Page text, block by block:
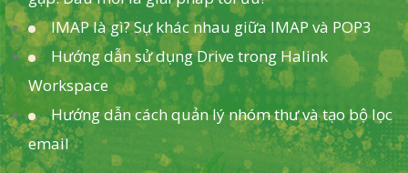
IMAP là gì? Sự khác nhau giữa IMAP và POP3
Hướng dẫn sử dụng Drive trong Halink
Workspace
Hướng dẫn cách quản lý nhóm thư và tạo bộ lọc
email